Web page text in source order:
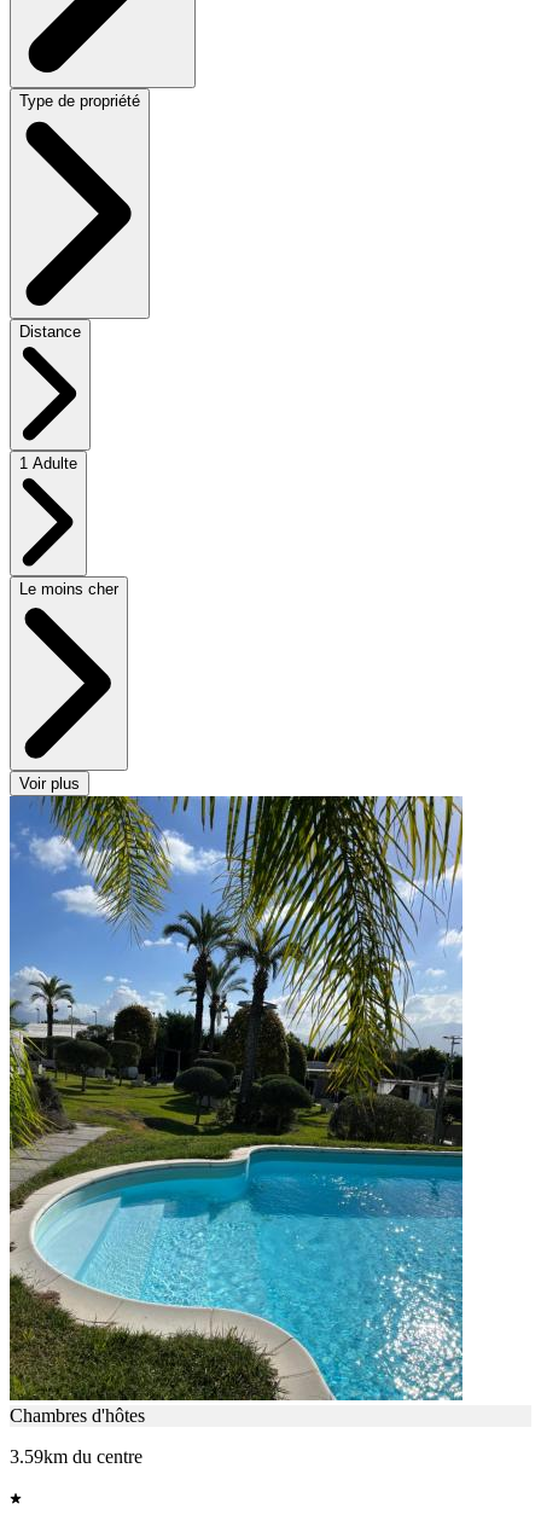
Type de propriété
Distance
1 Adulte
Le moins cher
Voir plus
Chambres d'hôtes
3.59km du centre